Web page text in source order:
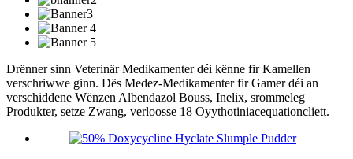
Drënner sinn Veterinär Medikamenter déi kënne fir Kamellen
verschriwwe ginn. Dës Medez-Medikamenter fir Gamer déi an
verschiddene Wënzen Albendazol Bouss, Inelix, srommeleg
Produkter, setze Zwang, verloosse 18 Oyythotiniacequationcliett.